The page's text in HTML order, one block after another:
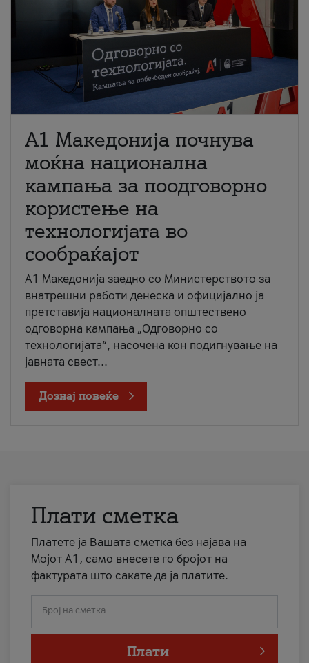
A1 Македонија почнува
моќна национална
кампања за поодговорно
користење на
технологијата во
сообраќајот
A1 Македонија заедно со Министерството за
внатрешни работи денеска и официјално ја
претставија националната општествено
одговорна кампања „Одговорно со
технологијата“, насочена кон подигнување на
јавната свест...
Дознај повеќе
Плати сметка
Платете ја Вашата сметка без најава на
Мојот А1, само внесете го бројот на
фактурата што сакате да ја платите.
Број на сметка
Плати